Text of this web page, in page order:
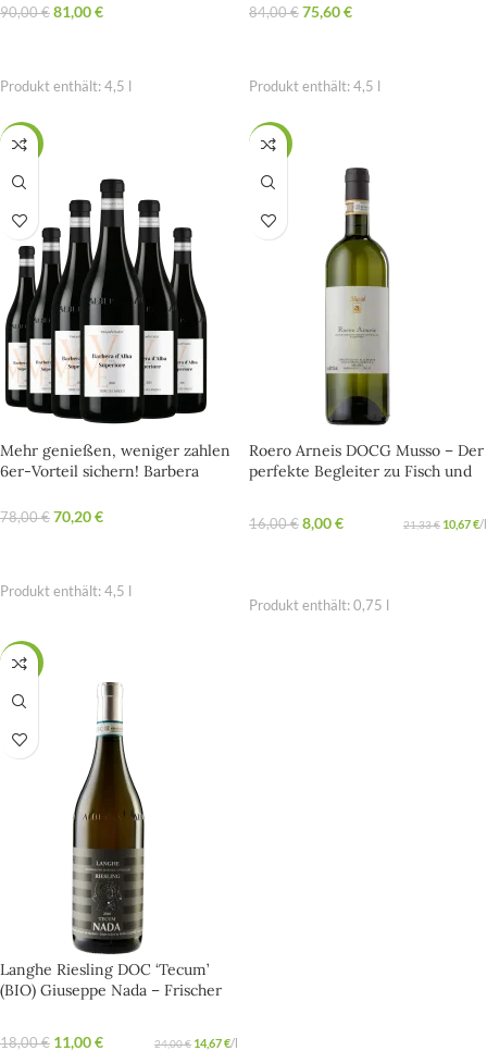
90,00€ 81,00€
Produkt enthält: 4,5
84,00€ 75,60€
Produkt enthält: 4,5
SALE
Mehr genießen, weniger zahlen
6er-Vorteil sichern! Barbera
Barolo
78,00€ 70,20€
Produkt enthält: 4,5
-50%
Roero Arneis DOCG Musso – Der
perfekte Begleiter zu Fisch und
16,00€ 8,00€ 21,33€ 10,67€/
Produkt enthält: 0,75
-39%
Langhe Riesling DOC ‘Tecum’
(BIO) Giuseppe Nada – Frischer
18,00€ 11,00€ 24,00€ 14,67€/